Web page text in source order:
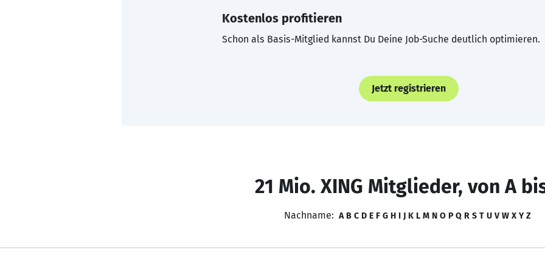
Kostenlos profitieren
Schon als Basis-Mitglied kannst Du Deine Job-Suche deutlich optimieren.
Jetzt registrieren
21 Mio. XING Mitglieder, von A
Nachname: A B C D E F G H I J K L M N O P Q R S T U V W X Y Z